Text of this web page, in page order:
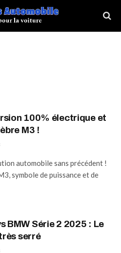
100% électrique et
M3 !
automobile sans précédent !
symbole de puissance et de
BMW Série 2 2025 : Le
serré